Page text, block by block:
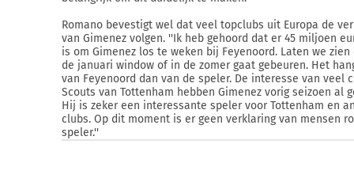
Romano bevestigt wel dat veel topclubs uit Europa de
van Gimenez volgen. ''Ik heb gehoord dat er 45 miljoen
is om Gimenez los te weken bij Feyenoord. Laten we
de januari window of in de zomer gaat gebeuren. Het
van Feyenoord dan van de speler. De interesse van veel
Scouts van Tottenham hebben Gimenez vorig seizoen al
Hij is zeker een interessante speler voor Tottenham en
clubs. Op dit moment is er geen verklaring van mensen
speler.''